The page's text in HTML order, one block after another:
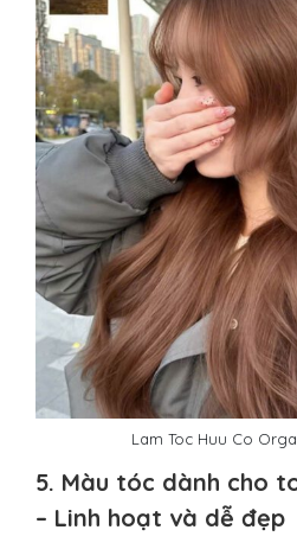
Lam Toc Huu Co
5. Màu tóc dành cho
– Linh hoạt và dễ đẹp